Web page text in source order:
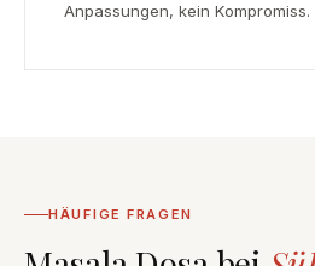
Anpassungen, kein Kompromiss.
HÄUFIGE FRAGEN